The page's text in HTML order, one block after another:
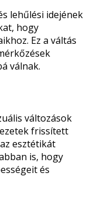
lehűlési idejének
hogy
Ez a váltás
válnak.
változások
frissített
esztétikát
is, hogy
és